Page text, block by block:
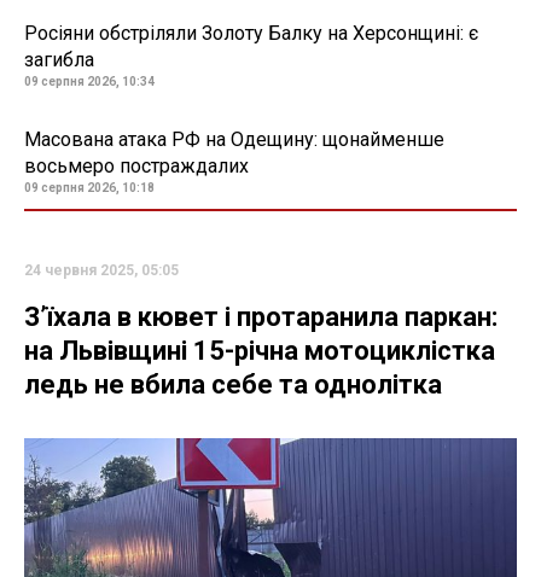
Росіяни обстріляли Золоту Балку на Херсонщині: є
загибла
09 серпня 2026, 10:34
Масована атака РФ на Одещину: щонайменше
восьмеро постраждалих
09 серпня 2026, 10:18
24 червня 2025, 05:05
З’їхала в кювет і протаранила паркан:
на Львівщині 15-річна мотоциклістка
ледь не вбила себе та однолітка